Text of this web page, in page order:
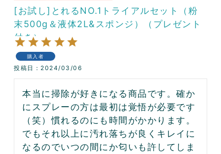
[お試し]とれるNO.1トライアルセット（粉
末500g＆液体2L&スポンジ）（プレゼント
付き）
購入者
投稿日 2024/03/06
本当に掃除が好きになる商品です。確か
にスプレーの方は最初は覚悟が必要です
（笑）慣れるのにも時間がかかります。
でもそれ以上に汚れ落ちが良くキレイに
なるのでいつの間にか匂いも許してしま